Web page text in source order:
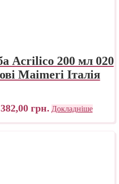
Acrilico 200 мл 020
Maimeri Італія
382,00 грн. Докладніше